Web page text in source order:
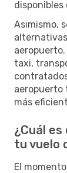
Asimismo,
taxi,
aeropuerto
más
¿Cuál
tu vuelo
El